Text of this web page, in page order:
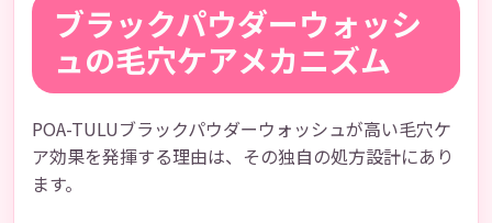
ブラックパウダーウォッシ
ュの毛穴ケアメカニズム
POA-TULUブラックパウダーウォッシュが高い毛穴ケ
ア効果を発揮する理由は、その独自の処方設計にあり
ます。